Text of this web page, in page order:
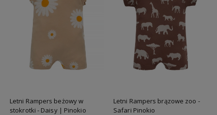
Letni Rampers beżowy w
stokrotki - Daisy | Pinokio
Letni Rampers brązowe zoo -
Safari Pinokio